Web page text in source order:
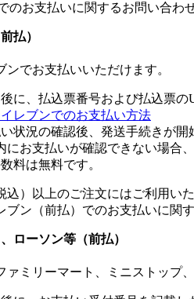
のお支払いに関するお問い合わ
払）
ンでお支払いいただけます。
に、払込票番号および払込票
レブンでのお支払い方法
状況の確認後、発送手続きが
にお支払いが確認できない場合
料は無料です。
）以上のご注文にはご利用いた
ブン（前払）でのお支払いに関
ローソン等（前払）
ァミリーマート、ミニストップ